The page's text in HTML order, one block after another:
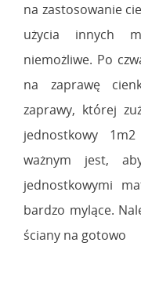
na zastosowanie
użycia innych
niemożliwe. Po
na zaprawę
zaprawy, której
jednostkowy
ważnym jest,
jednostkowymi
bardzo mylące.
ściany na gotowo